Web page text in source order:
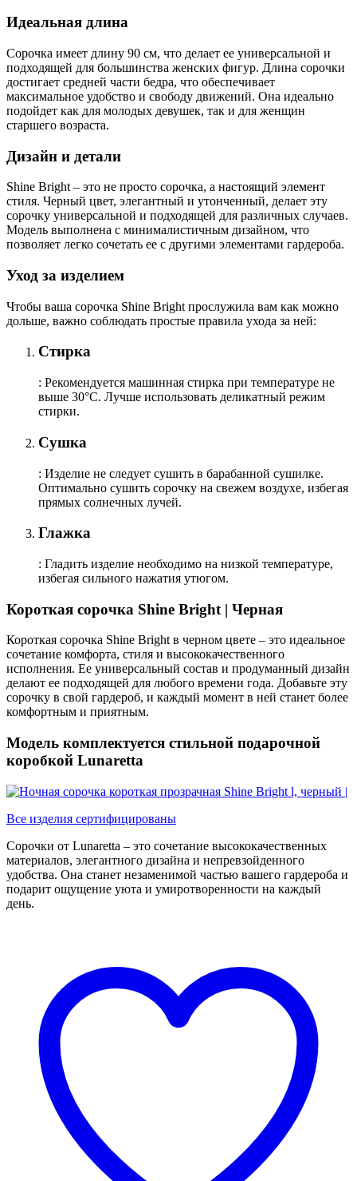
Идеальная длина
Сорочка имеет длину 90 см, что делает ее универсальной и
подходящей для большинства женских фигур. Длина сорочки
достигает средней части бедра, что обеспечивает
максимальное удобство и свободу движений. Она идеально
подойдет как для молодых девушек, так и для женщин
старшего возраста.
Дизайн и детали
Shine Bright – это не просто сорочка, а настоящий элемент
стиля. Черный цвет, элегантный и утонченный, делает эту
сорочку универсальной и подходящей для различных случаев.
Модель выполнена с минималистичным дизайном, что
позволяет легко сочетать ее с другими элементами гардероба.
Уход за изделием
Чтобы ваша сорочка Shine Bright прослужила вам как можно
дольше, важно соблюдать простые правила ухода за ней:
Стирка
: Рекомендуется машинная стирка при температуре не
выше 30°C. Лучше использовать деликатный режим
стирки.
Сушка
: Изделие не следует сушить в барабанной сушилке.
Оптимально сушить сорочку на свежем воздухе, избегая
прямых солнечных лучей.
Глажка
: Гладить изделие необходимо на низкой температуре,
избегая сильного нажатия утюгом.
Короткая сорочка Shine Bright | Черная
Короткая сорочка Shine Bright в черном цвете – это идеальное
сочетание комфорта, стиля и высококачественного
исполнения. Ее универсальный состав и продуманный дизайн
делают ее подходящей для любого времени года. Добавьте эту
сорочку в свой гардероб, и каждый момент в ней станет более
комфортным и приятным.
Модель комплектуется стильной подарочной
коробкой Lunaretta
Все изделия сертифицированы
Сорочки от Lunaretta – это сочетание высококачественных
материалов, элегантного дизайна и непревзойденного
удобства. Она станет незаменимой частью вашего гардероба и
подарит ощущение уюта и умиротворенности на каждый
день.